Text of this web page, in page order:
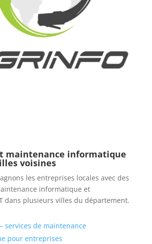
maintenance informatique
voisines
les entreprises locales avec des
informatique et
dans plusieurs villes du département.
services de maintenance
pour entreprises